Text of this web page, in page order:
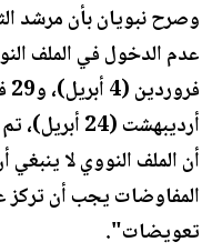
وصرح نبويان بأن مرشد
أرديبهشت
أن الملف النووي لا
المفاوضات يجب أن
تعويضات".